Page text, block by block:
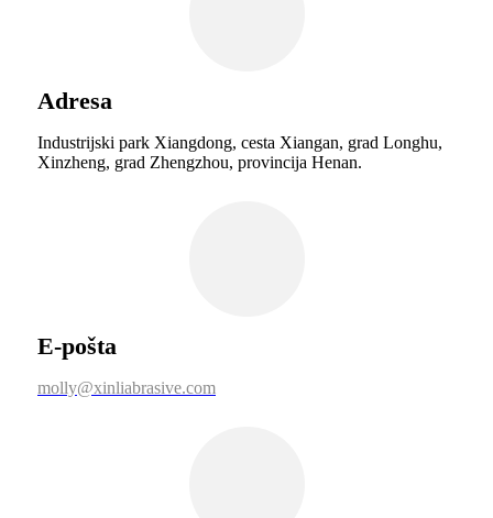
Adresa
Industrijski park Xiangdong, cesta Xiangan, grad Longhu,
Xinzheng, grad Zhengzhou, provincija Henan.
E-pošta
molly@xinliabrasive.com